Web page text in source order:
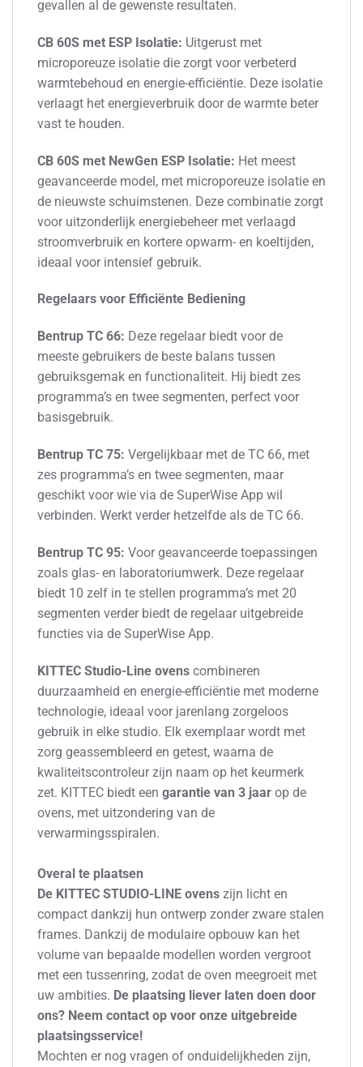
gevallen al de gewenste resultaten.
CB 60S met ESP Isolatie: Uitgerust met
microporeuze isolatie die zorgt voor verbeterd
warmtebehoud en energie-efficiëntie. Deze isolatie
verlaagt het energieverbruik door de warmte beter
vast te houden.
CB 60S met NewGen ESP Isolatie: Het meest
geavanceerde model, met microporeuze isolatie en
de nieuwste schuimstenen. Deze combinatie zorgt
voor uitzonderlijk energiebeheer met verlaagd
stroomverbruik en kortere opwarm- en koeltijden,
ideaal voor intensief gebruik.
Regelaars voor Efficiënte Bediening
Bentrup TC 66: Deze regelaar biedt voor de
meeste gebruikers de beste balans tussen
gebruiksgemak en functionaliteit. Hij biedt zes
programma’s en twee segmenten, perfect voor
basisgebruik.
Bentrup TC 75: Vergelijkbaar met de TC 66, met
zes programma’s en twee segmenten, maar
geschikt voor wie via de SuperWise App wil
verbinden. Werkt verder hetzelfde als de TC 66.
Bentrup TC 95: Voor geavanceerde toepassingen
zoals glas- en laboratoriumwerk. Deze regelaar
biedt 10 zelf in te stellen programma’s met 20
segmenten verder biedt de regelaar uitgebreide
functies via de SuperWise App.
KITTEC Studio-Line ovens combineren
duurzaamheid en energie-efficiëntie met moderne
technologie, ideaal voor jarenlang zorgeloos
gebruik in elke studio. Elk exemplaar wordt met
zorg geassembleerd en getest, waarna de
kwaliteitscontroleur zijn naam op het keurmerk
zet. KITTEC biedt een garantie van 3 jaar op de
ovens, met uitzondering van de
verwarmingsspiralen.
Overal te plaatsen
De KITTEC STUDIO-LINE ovens zijn licht en
compact dankzij hun ontwerp zonder zware stalen
frames. Dankzij de modulaire opbouw kan het
volume van bepaalde modellen worden vergroot
met een tussenring, zodat de oven meegroeit met
uw ambities. De plaatsing liever laten doen door
ons? Neem contact op voor onze uitgebreide
plaatsingsservice!
Mochten er nog vragen of onduidelijkheden zijn,